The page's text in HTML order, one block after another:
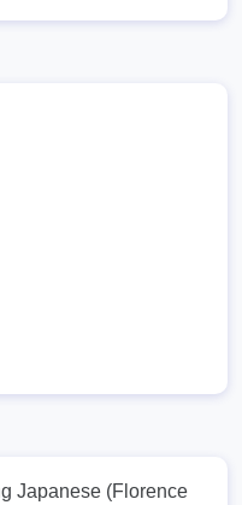
Japanese (Florence